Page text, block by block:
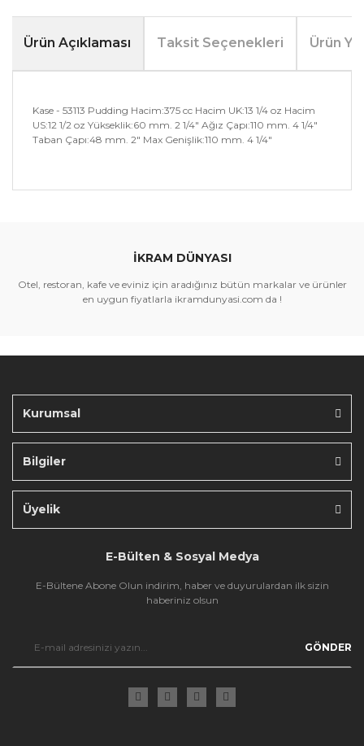
Ürün Açıklaması Taksit Seçenekleri Ürün
Kase - 53113 Pudding Hacim:375 cc Hacim UK:13 1/4 oz Hacim
US:12 1/2 oz Yükseklik:60 mm. 2 1/4" Ağız Çapı:110 mm. 4 1/4"
Taban Çapı:48 mm. 2" Max Genişlik:110 mm. 4 1/4"
Yorum Yaz
Bu ürünün fiyat bilgisi, resim, ürün açıklamalarında ve
Ürün açıklamasında eksik bilgiler bulunuyor.
İKRAM DÜNYASI
Otel, restoran, kafe ve eviniz için aradığınız bütün markalar ve ürünler
en uygun fiyatlarla ikramdunyasi.com da !
Kurumsal
Bilgiler
Üyelik
E-Bülten & Sosyal Medya
E-Bültene Abone Olun indirim, haber ve duyurulardan ilk sizin
haberiniz olsun
GÖNDER